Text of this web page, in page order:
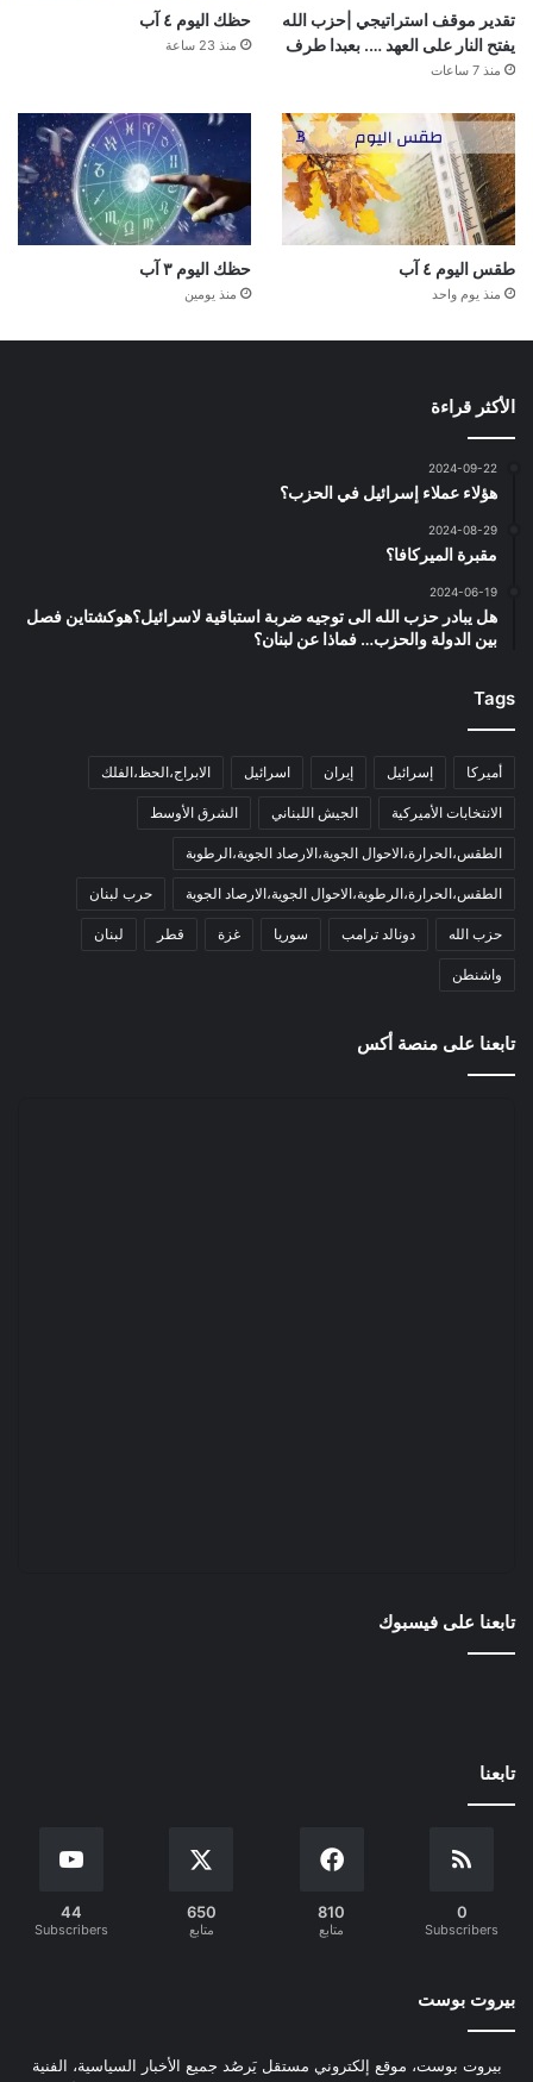
تقدير موقف استراتيجي |حزب الله
يفتح النار على العهد …. بعبدا طرف
منذ 7 ساعات
حظك اليوم ٤ آب
منذ 23 ساعة
طقس اليوم ٤ آب
منذ يوم واحد
حظك اليوم ٣ آب
منذ يومين
الأكثر قراءة
2024-09-22
هؤلاء عملاء إسرائيل في الحزب؟
2024-08-29
مقبرة الميركافا؟
2024-06-19
هل يبادر حزب الله الى توجيه ضربة استباقية لاسرائيل؟هوكشتاين فصل
بين الدولة والحزب… فماذا عن لبنان؟
Tags
أميركا إسرائيل إيران اسرائيل الابراج،الحظ،الفلك
الانتخابات الأميركية الجيش اللبناني الشرق الأوسط
الطقس،الحرارة،الاحوال الجوية،الارصاد الجوية،الرطوبة
الطقس،الحرارة،الرطوبة،الاحوال الجوية،الارصاد الجوية حرب لبنان
حزب الله دونالد ترامب سوريا غزة قطر لبنان
واشنطن
تابعنا على منصة أكس
تابعنا على فيسبوك
تابعنا
0
Subscribers
810
متابع
650
متابع
44
Subscribers
بيروت بوست
بيروت بوست، موقع إلكتروني مستقل يَرصُد جميع الأخبار السياسية، الفنية